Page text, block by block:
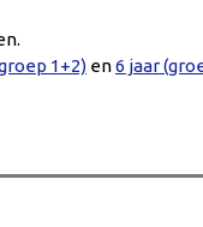
1+2) en6 jaar